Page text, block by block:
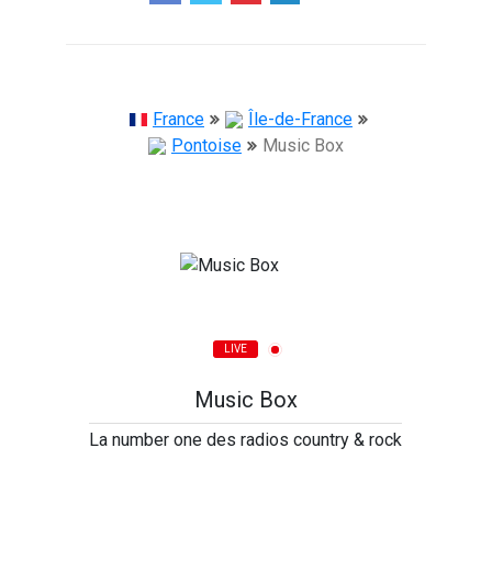
France
Île-de-France
Pontoise
Music Box
LIVE
Music Box
La number one des radios country & rock